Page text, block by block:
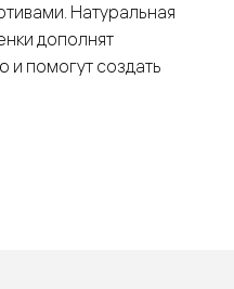
Натуральная
дополнят
и помогут создать